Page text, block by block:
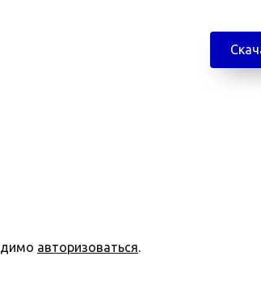
авторизоваться.